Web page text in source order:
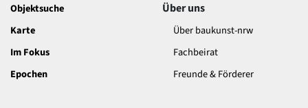
Objektsuche
Karte
Im Fokus
Epochen
Über uns
Über baukunst-nrw
Fachbeirat
Freunde & Förderer